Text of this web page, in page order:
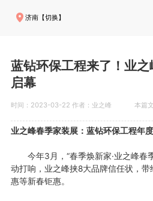
济南【切换】
蓝钻环保工程来了！业
启幕
时间：2023-03-22 作者：业之峰 本篇
业之峰春季家装展：蓝钻环保工程年
今年3月，“春季焕新家·业之峰春
动打响，业之峰挟8大品牌信任状，
惠等新春钜惠。